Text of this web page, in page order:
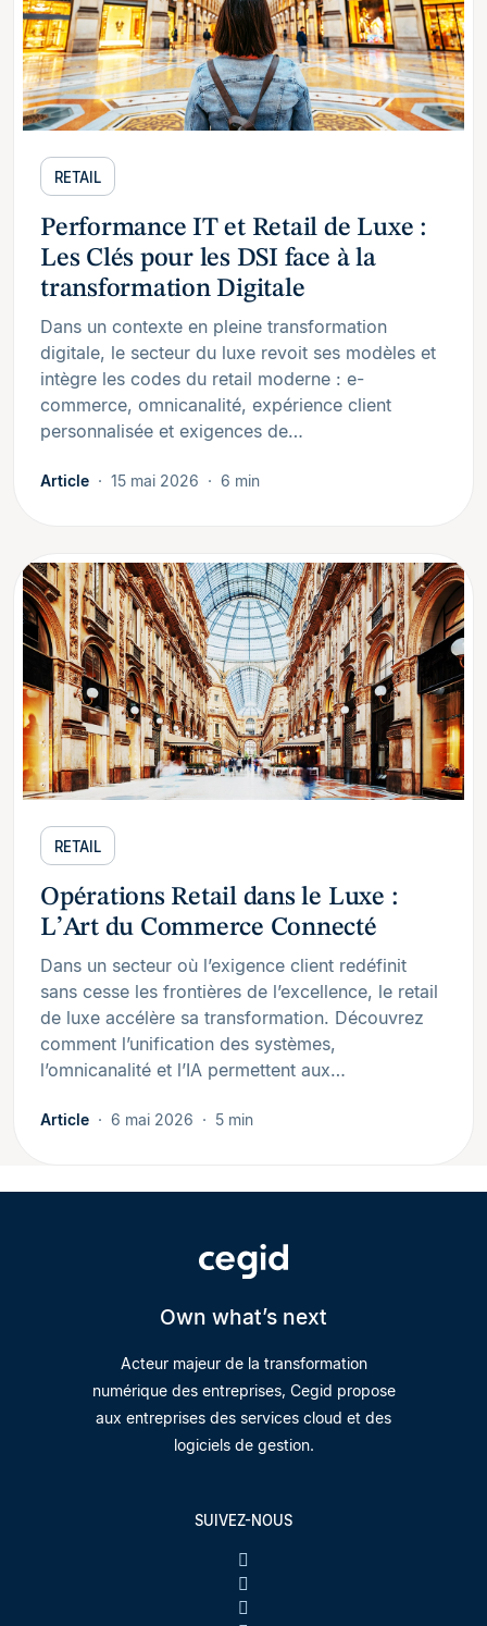
RETAIL
Performance IT et Retail de Luxe :
Les Clés pour les DSI face à la
transformation Digitale
Dans un contexte en pleine transformation
digitale, le secteur du luxe revoit ses modèles et
intègre les codes du retail moderne : e-
commerce, omnicanalité, expérience client
personnalisée et exigences de…
Article 15 mai 2026 6 min
RETAIL
Opérations Retail dans le Luxe :
L’Art du Commerce Connecté
Dans un secteur où l’exigence client redéfinit
sans cesse les frontières de l’excellence, le retail
de luxe accélère sa transformation. Découvrez
comment l’unification des systèmes,
l’omnicanalité et l’IA permettent aux…
Article 6 mai 2026 5 min
Own what’s next
Acteur majeur de la transformation
numérique des entreprises, Cegid propose
aux entreprises des services cloud et des
logiciels de gestion.
SUIVEZ-NOUS